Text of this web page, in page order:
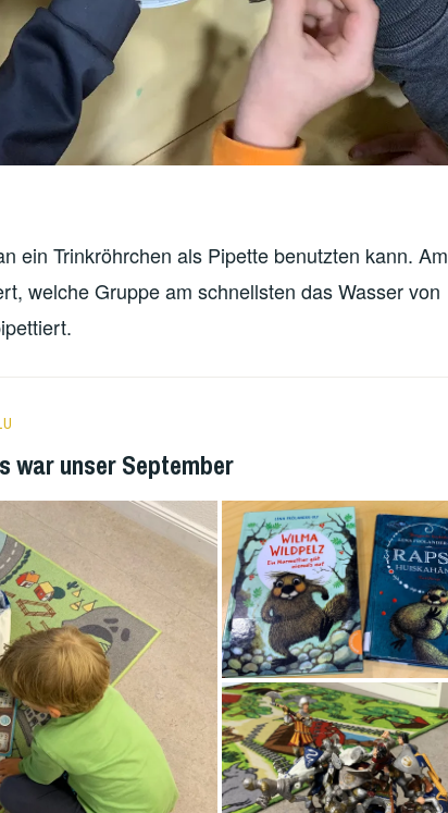
ein Trinkröhrchen als Pipette benutzten kann. Am
welche Gruppe am schnellsten das Wasser von
war unser September